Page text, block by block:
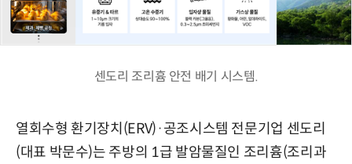
센도리 조리흄 안전 배기 시스템.
열회수형 환기장치(ERV)·공조시스템 전문기업 센도리
(대표 박문수)는 주방의 1급 발암물질인 조리흄(조리과